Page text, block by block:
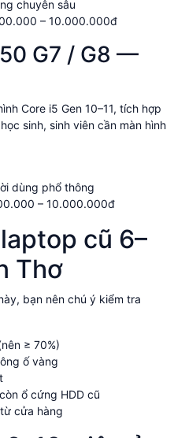
chuyên sâu
– 10.000.000đ
G7 / G8 —
Core i5 Gen 10–11, tích hợp
sinh, sinh viên cần màn hình
dùng phổ thông
– 10.000.000đ
cũ 6–
Thơ
bạn nên chú ý kiểm tra
≥ 70%)
ố vàng
ổ cứng HDD cũ
cửa hàng